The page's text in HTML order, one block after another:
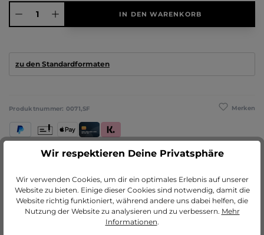
Produkt Anzahl: Gib den gewünschten Wert ein oder benutze die
IN DEN WARENKORB
zu den Standardformaten
Merken
Produktnummer: 0071,SF
PayPal Apple PayKredit- und Debitkarte
Klarna (Rechnung / Ratenkauf / Sofort)
Vorkasse
Diese 2,5 mm dicke Rückwand eignet sich für unsere
Aluminiumbilderrahmen Mika, Noah und Costa. Die Rückwand ist mit
speziell… Mehr
Wir respektieren Deine Privatsphäre
Wir verwenden Cookies, um dir ein optimales Erlebnis auf unserer
Website zu bieten. Einige dieser Cookies sind notwendig, damit die
Website richtig funktioniert, während andere uns dabei helfen, die
Nutzung der Website zu analysieren und zu verbessern. Mehr
Informationen.